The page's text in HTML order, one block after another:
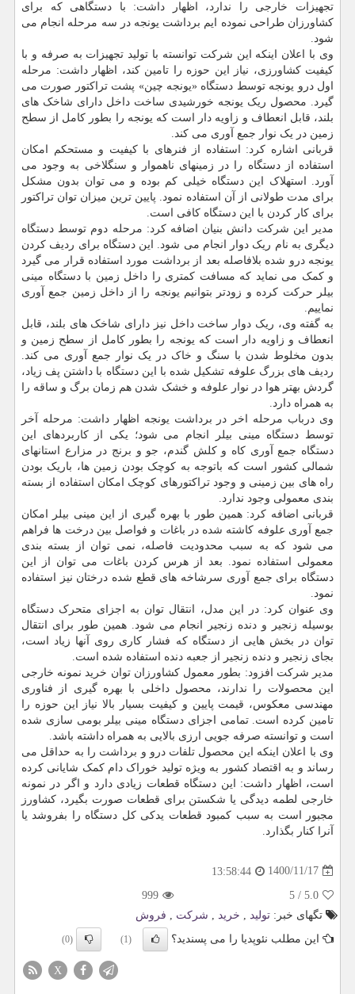
تجهیزات خارجی را ندارد، اظهار داشت: با دستگاهی که برای
کشاورزان طراحی نموده ایم برداشت یونجه در سه مرحله انجام می
شود.
وی با اعلان اینکه این شرکت توانسته با تولید تجهیزات به صرفه و با
کیفیت کشاورزی، نیاز این حوزه را تامین کند، اظهار داشت: مرحله
اول درو یونجه توسط دستگاه «یونجه چین» پشت تراکتور صورت می
گیرد. محصول ریک یونجه خورشیدی ساخت داخل دارای شاخک های
بلند، قابل انعطاف و زاویه دار است که یونجه را بطور کامل از سطح
زمین در یک نوار جمع آوری می کند.
قربانی اشاره کرد: استفاده از فنرهای با کیفیت و مستحکم امکان
استفاده از دستگاه را در زمینهای ناهموار و سنگلاخی به وجود می
آورد. استهلاک این دستگاه خیلی کم بوده و می توان بدون مشکل
برای مدت طولانی از آن استفاده نمود. پایین ترین میزان توان تراکتور
برای کار کردن با این دستگاه کافی است.
مدیر این شرکت دانش بنیان اضافه کرد: مرحله دوم توسط دستگاه
دیگری به نام ریک دوار انجام می شود. این دستگاه برای ردیف کردن
یونجه درو شده بلافاصله بعد از برداشت مورد استفاده قرار می گیرد
و کمک می نماید که مسافت کمتری را داخل زمین با دستگاه مینی
بیلر حرکت کرده و زودتر بتوانیم یونجه را از داخل زمین جمع آوری
نماییم.
به گفته وی، ریک دوار ساخت داخل نیز دارای شاخک های بلند، قابل
انعطاف و زاویه دار است که یونجه را بطور کامل از سطح زمین و
بدون مخلوط شدن با سنگ و خاک در یک نوار جمع آوری می کند.
ردیف های بزرگ علوفه تشکیل شده با این دستگاه با داشتن پف زیاد،
گردش بهتر هوا در نوار علوفه و خشک شدن هم زمان برگ و ساقه را
به همراه دارد.
وی درباب مرحله اخر در برداشت یونجه اظهار داشت: مرحله آخر
توسط دستگاه مینی بیلر انجام می شود؛ یکی از کاربردهای این
دستگاه جمع آوری کاه و کلش گندم، جو و برنج در مزارع استانهای
شمالی کشور است که باتوجه به کوچک بودن زمین ها، باریک بودن
راه های بین زمینی و وجود تراکتورهای کوچک امکان استفاده از بسته
بندی معمولی وجود ندارد.
قربانی اضافه کرد: همین طور با بهره گیری از این مینی بیلر امکان
جمع آوری علوفه کاشته شده در باغات و فواصل بین درخت ها فراهم
می شود که به سبب محدودیت فاصله، نمی توان از بسته بندی
معمولی استفاده نمود. بعد از هرس کردن باغات می توان از این
دستگاه برای جمع آوری سرشاخه های قطع شده درختان نیز استفاده
نمود.
وی عنوان کرد: در این مدل، انتقال توان به اجزای متحرک دستگاه
بوسیله زنجیر و دنده زنجیر انجام می شود. همین طور برای انتقال
توان در بخش هایی از دستگاه که فشار کاری روی آنها زیاد است،
بجای زنجیر و دنده زنجیر از جعبه دنده استفاده شده است.
مدیر شرکت افزود: بطور معمول کشاورزان توان خرید نمونه خارجی
این محصولات را ندارند، محصول داخلی با بهره گیری از فناوری
مهندسی معکوس، قیمت پایین و کیفیت بسیار بالا نیاز این حوزه را
تامین کرده است. تمامی اجزای دستگاه مینی بیلر بومی سازی شده
است و توانسته صرفه جویی ارزی بالایی به همراه داشته باشد.
وی با اعلان اینکه این محصول تلفات درو و برداشت را به حداقل می
رساند و به اقتصاد کشور به ویژه تولید خوراک دام کمک شایانی کرده
است، اظهار داشت: این دستگاه قطعات زیادی دارد و اگر در نمونه
خارجی لطمه دیدگی یا شکستن برای قطعات صورت بگیرد، کشاورز
مجبور است به سبب کمبود قطعات یدکی کل دستگاه را بفروشد یا
آنرا کنار بگذارد.
1400/11/17
13:58:44
5.0
/
5
999
تگهای خبر: تولید , خرید , شركت , فروش
این مطلب نئوپدیا را می پسندید؟
(1)
(0)
X